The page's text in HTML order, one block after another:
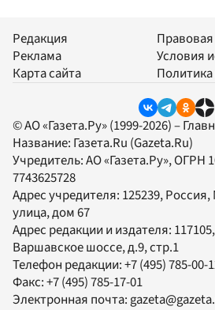
Редакция
Реклама
Карта сайта
Условия
© АО «Газета.Ру» (1999-2026) –
Название: Газета.Ru (Gazeta.Ru)
Учредитель:АО «Газета.Ру», ОГРН
7743625728
Адрес учредителя: 125239,
улица, дом 67
Адрес редакции и издателя: 117105
Варшавское шоссе, д.9, стр.1
Телефон редакции:+7 (495) 785-00-
Факс:+7 (495) 785-17-01
Электронная почта: